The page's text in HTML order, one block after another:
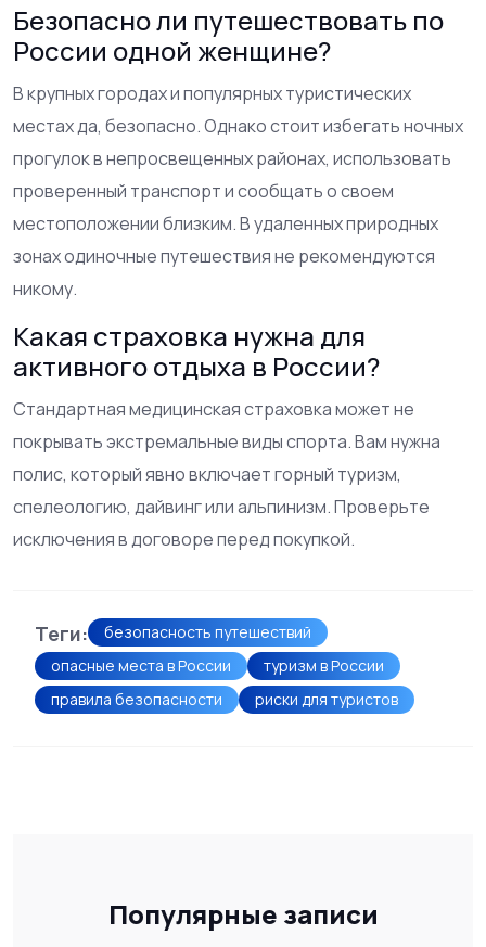
Безопасно ли путешествовать по
России одной женщине?
В крупных городах и популярных туристических
местах да, безопасно. Однако стоит избегать ночных
прогулок в непросвещенных районах, использовать
проверенный транспорт и сообщать о своем
местоположении близким. В удаленных природных
зонах одиночные путешествия не рекомендуются
никому.
Какая страховка нужна для
активного отдыха в России?
Стандартная медицинская страховка может не
покрывать экстремальные виды спорта. Вам нужна
полис, который явно включает горный туризм,
спелеологию, дайвинг или альпинизм. Проверьте
исключения в договоре перед покупкой.
Теги:
безопасность путешествий
опасные места в России
туризм в России
правила безопасности
риски для туристов
Популярные записи